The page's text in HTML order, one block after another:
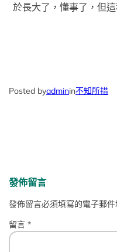
於長大了，懂事了，但
Posted byadminin不知所措
發佈留言
發佈留言必須填寫的電子郵件
留言*